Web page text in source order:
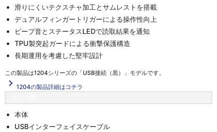
滑りにくいテクスチャ加工とサムレストを搭載
デュアルフィンガートリガーによる操作性向上
ビープ音とステータスLEDで読取結果を通知
TPU製突起ガードによる衝撃保護構造
長期運用を考慮した堅牢設計
この製品は1204シリーズの「USB接続（黒）」 モデルです。
navigate_next 1204の製品詳細はコチラ
本体
USBインターフェイスケーブル